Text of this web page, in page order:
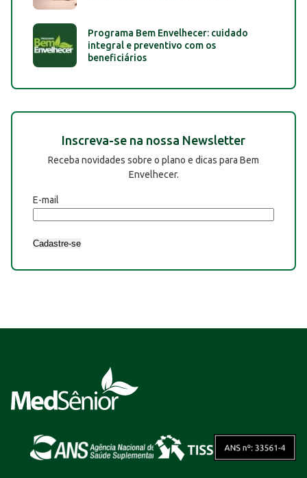
Programa Bem Envelhecer: cuidado
integral e preventivo com os
beneficiários
Inscreva-se na nossa Newsletter
Receba novidades sobre o plano e dicas para Bem
Envelhecer.
E-mail
Cadastre-se